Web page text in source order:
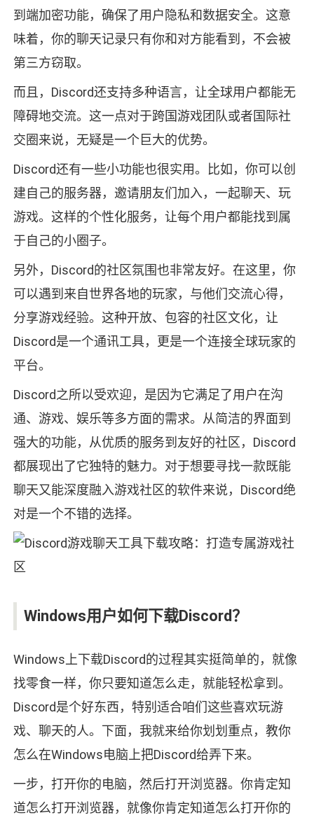
到端加密功能，确保了用户隐私和数据安全。这意
味着，你的聊天记录只有你和对方能看到，不会被
第三方窃取。
而且，Discord还支持多种语言，让全球用户都能无
障碍地交流。这一点对于跨国游戏团队或者国际社
交圈来说，无疑是一个巨大的优势。
Discord还有一些小功能也很实用。比如，你可以创
建自己的服务器，邀请朋友们加入，一起聊天、玩
游戏。这样的个性化服务，让每个用户都能找到属
于自己的小圈子。
另外，Discord的社区氛围也非常友好。在这里，你
可以遇到来自世界各地的玩家，与他们交流心得，
分享游戏经验。这种开放、包容的社区文化，让
Discord是一个通讯工具，更是一个连接全球玩家的
平台。
Discord之所以受欢迎，是因为它满足了用户在沟
通、游戏、娱乐等多方面的需求。从简洁的界面到
强大的功能，从优质的服务到友好的社区，Discord
都展现出了它独特的魅力。对于想要寻找一款既能
聊天又能深度融入游戏社区的软件来说，Discord绝
对是一个不错的选择。
Windows用户如何下载Discord？
Windows上下载Discord的过程其实挺简单的，就像
找零食一样，你只要知道怎么走，就能轻松拿到。
Discord是个好东西，特别适合咱们这些喜欢玩游
戏、聊天的人。下面，我就来给你划划重点，教你
怎么在Windows电脑上把Discord给弄下来。
一步，打开你的电脑，然后打开浏览器。你肯定知
道怎么打开浏览器，就像你肯定知道怎么打开你的